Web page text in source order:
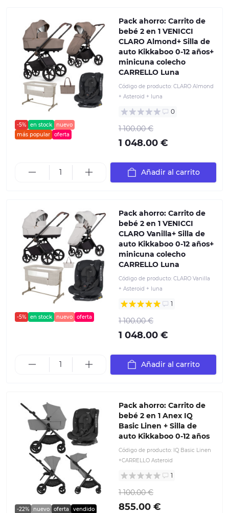
-5% en stock
nuevo
más popular
oferta
Pack ahorro: Carrito de
bebé 2 en 1 VENICCI
CLARO Almond+ Silla de
auto Kikkaboo 0-12 años+
minicuna colecho
CARRELLO Luna
Código de producto: CLARO Almond
+ Asteroid + luna
0
1 100.00 €
1 048.00 €
Añadir al carrito
-5% en stock nuevo oferta
Pack ahorro: Carrito de
bebé 2 en 1 VENICCI
CLARO Vanilla+ Silla de
auto Kikkaboo 0-12 años+
minicuna colecho
CARRELLO Luna
Código de producto: CLARO Vanilla
+ Asteroid + luna
1
1 100.00 €
1 048.00 €
Añadir al carrito
-22% nuevo oferta vendido
Pack ahorro: Carrito de
bebé 2 en 1 Anex IQ
Basic Linen + Silla de
auto Kikkaboo 0-12 años
Código de producto: IQ Basic Linen
+CARRELLO Asteroid
1
1 100.00 €
855.00 €